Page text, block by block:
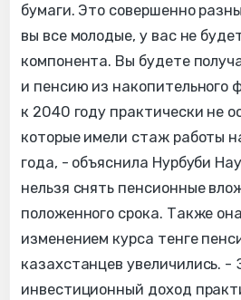
бумаги. Это совершенно
вы все молодые, у вас не
компонента. Вы будете
и пенсию из накопительного
к 2040 году практически не
которые имели стаж работы
года, - объяснила Нурбуби
нельзя снять пенсионные
положенного срока. Также
изменением курса тенге
казахстанцев увеличились. -
инвестиционный доход